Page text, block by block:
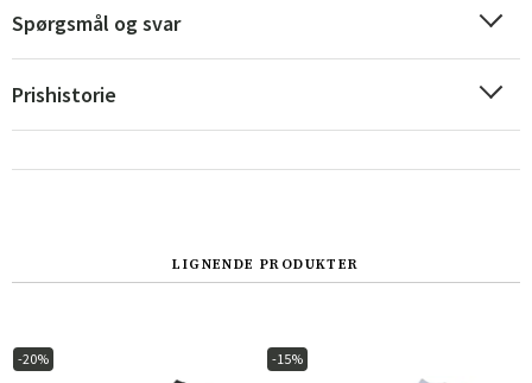
Spørgsmål og svar
Prishistorie
LIGNENDE PRODUKTER
-20% -15%